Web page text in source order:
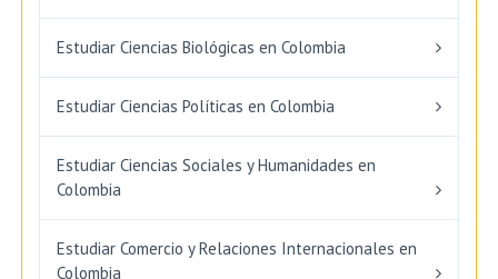
Estudiar Ciencias Biológicas en Colombia
Estudiar Ciencias Políticas en Colombia
Estudiar Ciencias Sociales y Humanidades en
Colombia
Estudiar Comercio y Relaciones Internacionales en
Colombia